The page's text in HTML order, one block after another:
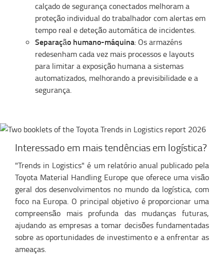
calçado de segurança conectados melhoram a
proteção individual do trabalhador com alertas em
tempo real e deteção automática de incidentes.
Separação humano-máquina: Os armazéns
redesenham cada vez mais processos e layouts
para limitar a exposição humana a sistemas
automatizados, melhorando a previsibilidade e a
segurança.
Interessado em mais tendências em logística?
"Trends in Logistics" é um relatório anual publicado pela
Toyota Material Handling Europe que oferece uma visão
geral dos desenvolvimentos no mundo da logística, com
foco na Europa. O principal objetivo é proporcionar uma
compreensão mais profunda das mudanças futuras,
ajudando as empresas a tomar decisões fundamentadas
sobre as oportunidades de investimento e a enfrentar as
ameaças.